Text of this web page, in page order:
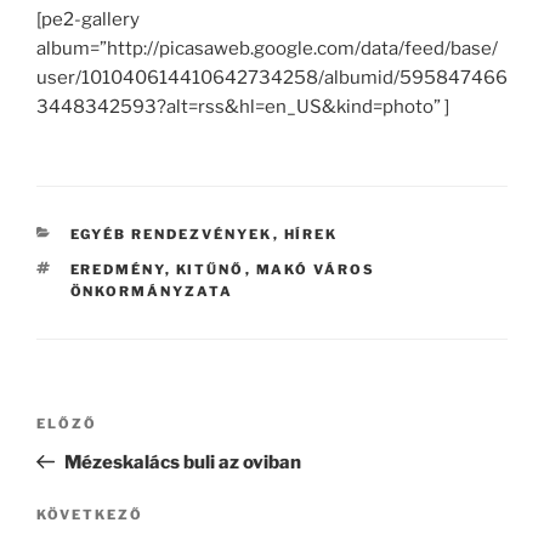
[pe2-gallery
album=”http://picasaweb.google.com/data/feed/base/
user/101040614410642734258/albumid/595847466
3448342593?alt=rss&hl=en_US&kind=photo” ]
KATEGÓRIÁK
EGYÉB RENDEZVÉNYEK , HÍREK
CÍMKÉK
EREDMÉNY, KITŰNŐ , MAKÓ VÁROS
ÖNKORMÁNYZATA
Bejegyzés
Korábbi
bejegyzés
ELŐZŐ
Mézeskalács buli az oviban
Következő
KÖVETKEZŐ